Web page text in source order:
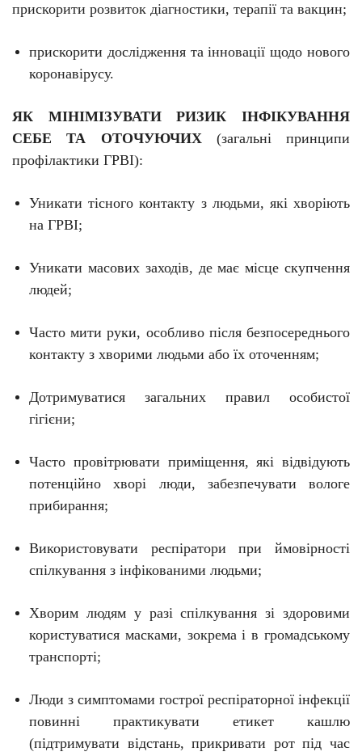
прискорити розвиток діагностики, терапії та вакцин;
прискорити дослідження та інновації щодо нового
коронавірусу.
ЯК МІНІМІЗУВАТИ РИЗИК ІНФІКУВАННЯ
СЕБЕ ТА ОТОЧУЮЧИХ (загальні принципи
профілактики ГРВІ):
Уникати тісного контакту з людьми, які хворіють
на ГРВІ;
Уникати масових заходів, де має місце скупчення
людей;
Часто мити руки, особливо після безпосереднього
контакту з хворими людьми або їх оточенням;
Дотримуватися загальних правил особистої
гігієни;
Часто провітрювати приміщення, які відвідують
потенційно хворі люди, забезпечувати вологе
прибирання;
Використовувати респіратори при ймовірності
спілкування з інфікованими людьми;
Хворим людям у разі спілкування зі здоровими
користуватися масками, зокрема і в громадському
транспорті;
Люди з симптомами гострої респіраторної інфекції
повинні практикувати етикет кашлю
(підтримувати відстань, прикривати рот під час